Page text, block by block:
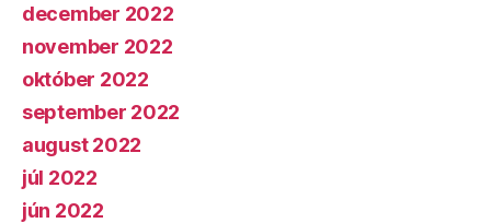
december 2022
november 2022
október 2022
september 2022
august 2022
júl 2022
jún 2022